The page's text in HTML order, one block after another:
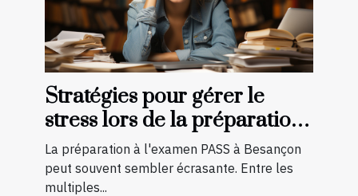
Stratégies pour gérer le
stress lors de la préparation
à l'examen PASS à Besançon
La préparation à l'examen PASS à Besançon
peut souvent sembler écrasante. Entre les
multiples...